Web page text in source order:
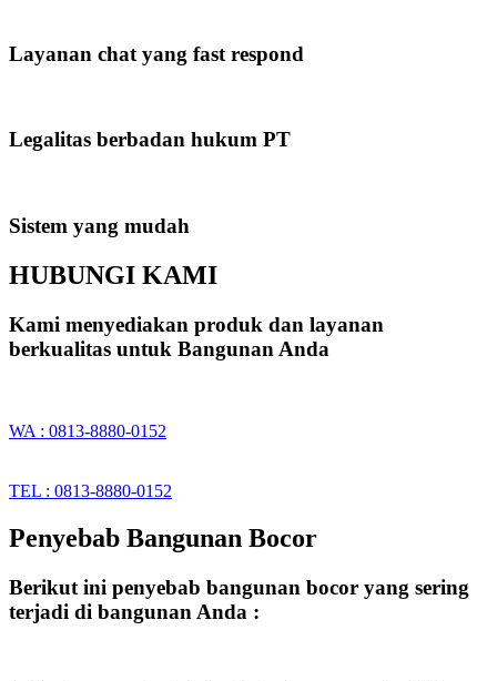
Layanan chat yang fast respond
Legalitas berbadan hukum PT
Sistem yang mudah
HUBUNGI KAMI
Kami menyediakan produk dan layanan
berkualitas untuk Bangunan Anda
WA : 0813-8880-0152
TEL : 0813-8880-0152
Penyebab Bangunan Bocor
Berikut ini penyebab bangunan bocor yang sering
terjadi di bangunan Anda :